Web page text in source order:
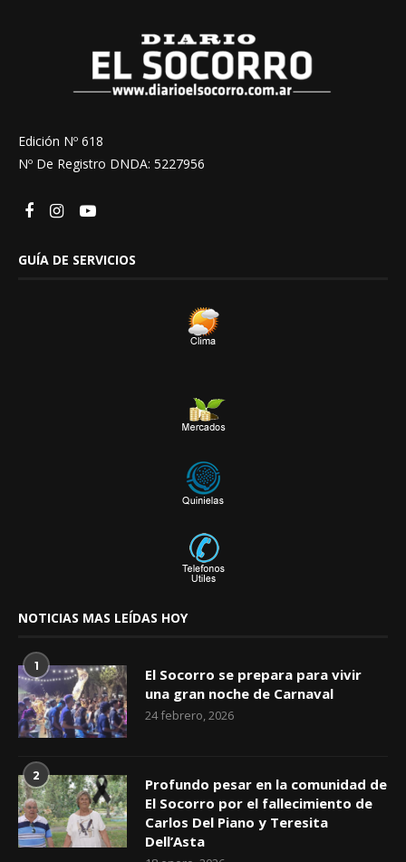
Edición Nº 618
Nº De Registro DNDA: 5227956
GUÍA DE SERVICIOS
NOTICIAS MAS LEÍDAS HOY
1
El Socorro se prepara para vivir
una gran noche de Carnaval
24 febrero, 2026
2
Profundo pesar en la comunidad de
El Socorro por el fallecimiento de
Carlos Del Piano y Teresita
Dell’Asta